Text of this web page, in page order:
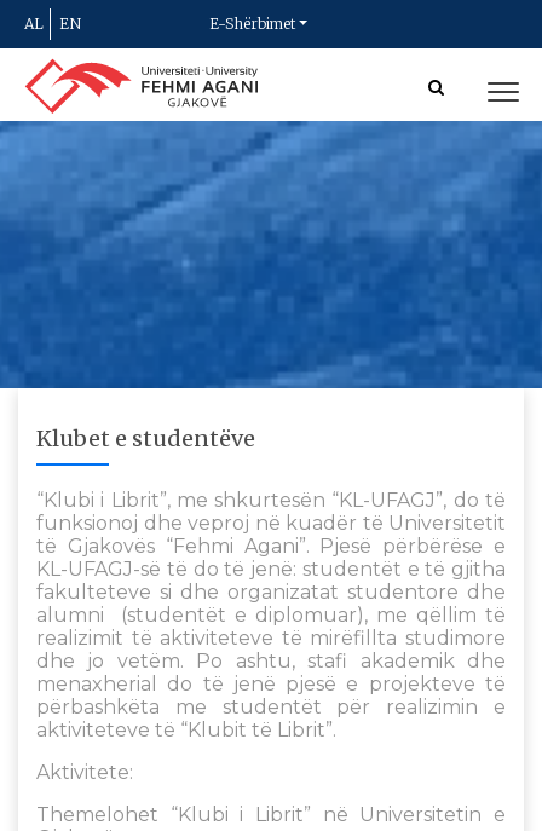
AL EN E-Shërbimet
Klubet e studentëve
“Klubi i Librit”, me shkurtesën “KL-UFAGJ”, do të
funksionoj dhe veproj në kuadër të Universitetit
të Gjakovës “Fehmi Agani”. Pjesë përbërëse e
KL-UFAGJ-së të do të jenë: studentët e të gjitha
fakulteteve si dhe organizatat studentore dhe
alumni (studentët e diplomuar), me qëllim të
realizimit të aktiviteteve të mirëfillta studimore
dhe jo vetëm. Po ashtu, stafi akademik dhe
menaxherial do të jenë pjesë e projekteve të
përbashkëta me studentët për realizimin e
aktiviteteve të “Klubit të Librit”.
Aktivitete:
Themelohet “Klubi i Librit” në Universitetin e